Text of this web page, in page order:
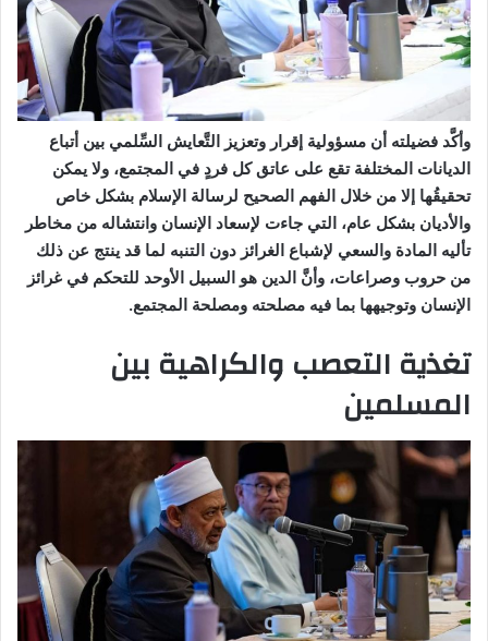
وأكَّد فضيلته أن مسؤولية إقرار وتعزيز التَّعايش السِّلمي بين أتباع
الديانات المختلفة تقع على عاتق كل فردٍ في المجتمع، ولا يمكن
تحقيقُها إلا من خلال الفهم الصحيح لرسالة الإسلام بشكل خاص
والأديان بشكل عام، التي جاءت لإسعاد الإنسان وانتشاله من مخاطر
تأليه المادة والسعي لإشباع الغرائز دون التنبه لما قد ينتج عن ذلك
من حروب وصراعات، وأنَّ الدين هو السبيل الأوحد للتحكم في غرائز
الإنسان وتوجيهها بما فيه مصلحته ومصلحة المجتمع.
تغذية التعصب والكراهية بين
المسلمين